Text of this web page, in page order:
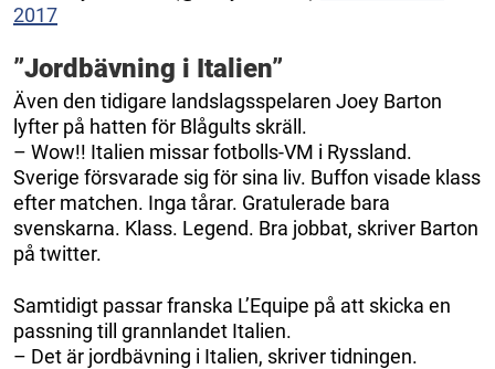
2017
”Jordbävning i Italien”
Även den tidigare landslagsspelaren Joey Barton
lyfter på hatten för Blågults skräll.
– Wow!! Italien missar fotbolls-VM i Ryssland.
Sverige försvarade sig för sina liv. Buffon visade klass
efter matchen. Inga tårar. Gratulerade bara
svenskarna. Klass. Legend. Bra jobbat, skriver Barton
på twitter.
Samtidigt passar franska L’Equipe på att skicka en
passning till grannlandet Italien.
– Det är jordbävning i Italien, skriver tidningen.